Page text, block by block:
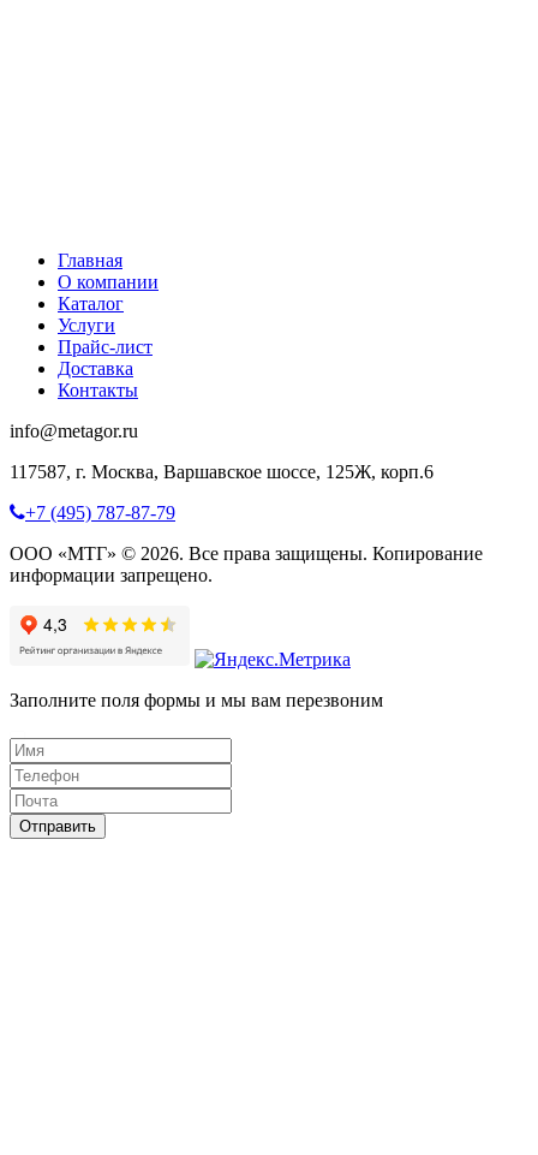
Главная
О компании
Каталог
Услуги
Прайс-лист
Доставка
Контакты
info@metagor.ru
117587, г. Москва, Варшавское шоссе, 125Ж, корп.6
+7 (495) 787-87-79
ООО «МТГ» © 2026. Все права защищены. Копирование
информации запрещено.
Заполните поля формы и мы вам перезвоним
Отправить